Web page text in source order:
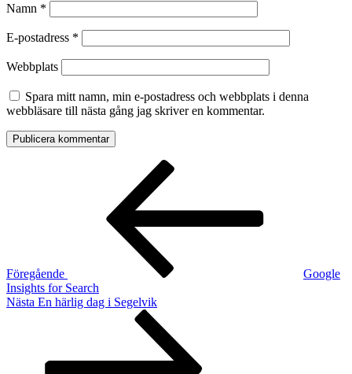
Namn *
E-postadress *
Webbplats
Spara mitt namn, min e-postadress och webbplats i denna
webbläsare till nästa gång jag skriver en kommentar.
Inläggsnavigering
Föregående
Google
Insights for Search
Nästa
Nästa En härlig dag i Segelvik